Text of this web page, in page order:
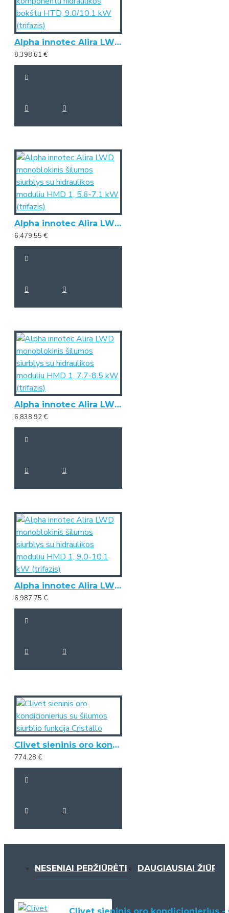
Alpha innotec Alira LWD lauko monoblokas su vidaus komponentu hidraulikos bokštu HTD, 9.0/10.1 kW (trifazis)
8,398.61 €
Alpha innotec Alira LWD monoblokinis šilumos siurblys su hidraulikos moduliu HMD 1, 5.6-7.1 kW (trifazis)
6,479.55 €
Alpha innotec Alira LWD monoblokinis šilumos siurblys su hidraulikos moduliu HMD 1, 7.7-8.5 kW (trifazis)
6,838.92 €
Alpha innotec Alira LWD monoblokinis šilumos siurblys su hidraulikos moduliu HMD 1, 9.0-10.1 kW (trifazis)
6,987.75 €
Clivet sieninis oro kondicionierius su šilumos siurblio funkcija Cristallo
774.28 €
NESENIAI PERŽIŪRĖTI DAUGIAUSIAI